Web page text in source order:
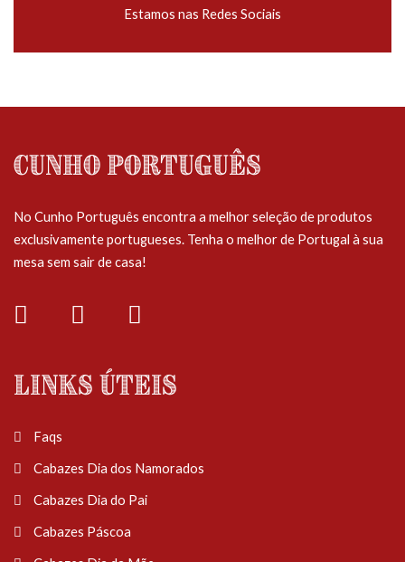
Estamos nas Redes Sociais
Cunho Português
No Cunho Português encontra a melhor seleção de produtos
exclusivamente portugueses. Tenha o melhor de Portugal à sua
mesa sem sair de casa!
Links Úteis
Faqs
Cabazes Dia dos Namorados
Cabazes Dia do Pai
Cabazes Páscoa